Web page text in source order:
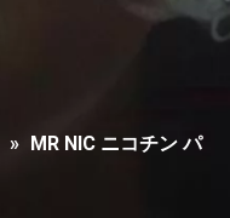
» MR NIC ニコチン パ